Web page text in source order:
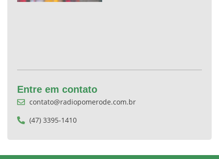
Entre em contato
contato@radiopomerode.com.br
(47) 3395-1410